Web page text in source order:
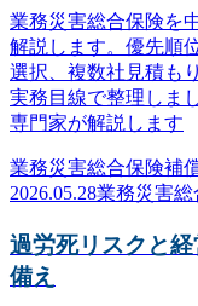
業務災害総合保険を
解説します。優先順
選択、複数社見積も
実務目線で整理しま
専門家が解説します
業務災害総合保険補
2026.05.28業務災害総
過労死リスクと
備え